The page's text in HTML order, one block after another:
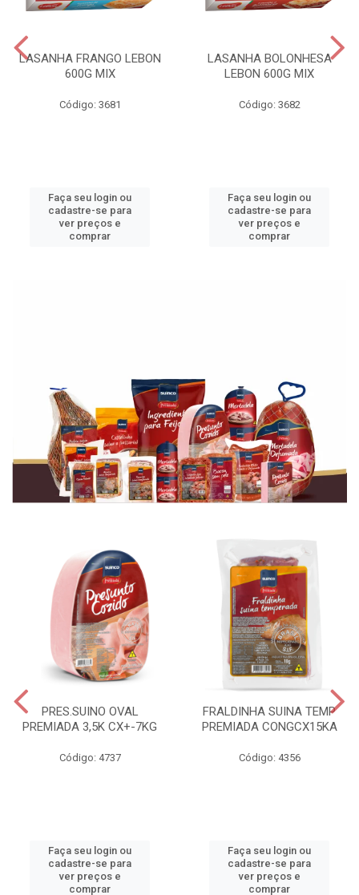
LASANHA FRANGO LEBON
600G MIX
Código: 3681
Faça seu login ou
cadastre-se para
ver preços e
comprar
LASANHA BOLONHESA
LEBON 600G MIX
Código: 3682
Faça seu login ou
cadastre-se para
ver preços e
comprar
PRES.SUINO OVAL
PREMIADA 3,5K CX+-7KG
Código: 4737
Faça seu login ou
cadastre-se para
ver preços e
comprar
FRALDINHA SUINA TEMP
PREMIADA CONGCX15KA
Código: 4356
Faça seu login ou
cadastre-se para
ver preços e
comprar